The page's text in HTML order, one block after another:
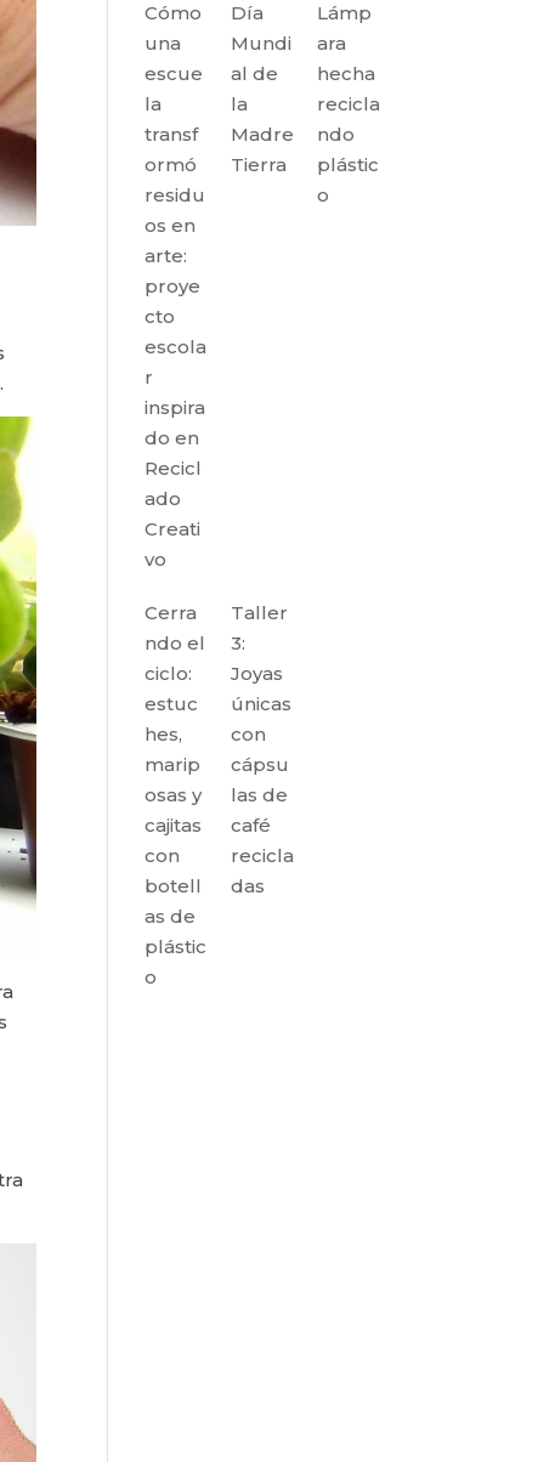
Cómo
una
escue
la
transf
ormó
residu
os en
arte:
proye
cto
escola
r
inspira
do en
Recicl
ado
Creati
vo
Día
Mundi
al de
la
Madre
Tierra
Lámp
ara
hecha
recicla
ndo
plástic
o
Cerra
ndo el
ciclo:
estuc
hes,
marip
osas y
cajitas
con
botell
as de
plástic
o
Taller
3:
Joyas
únicas
con
cápsu
las de
café
recicla
das